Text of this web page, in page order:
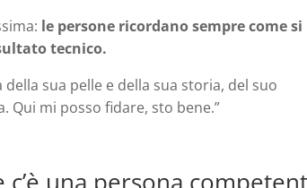
le persone ricordano sempre come si
tecnico.
sua pelle e della sua storia, del suo
Qui mi posso fidare, sto bene.”
una persona